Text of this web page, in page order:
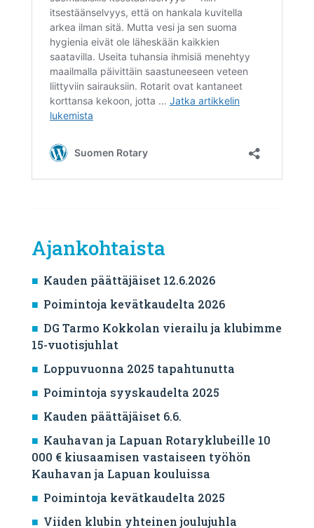
Ajankohtaista
Kauden päättäjäiset 12.6.2026
Poimintoja kevätkaudelta 2026
DG Tarmo Kokkolan vierailu ja klubimme
15-vuotisjuhlat
Loppuvuonna 2025 tapahtunutta
Poimintoja syyskaudelta 2025
Kauden päättäjäiset 6.6.
Kauhavan ja Lapuan Rotaryklubeille 10
000 € kiusaamisen vastaiseen työhön
Kauhavan ja Lapuan kouluissa
Poimintoja kevätkaudelta 2025
Viiden klubin yhteinen joulujuhla